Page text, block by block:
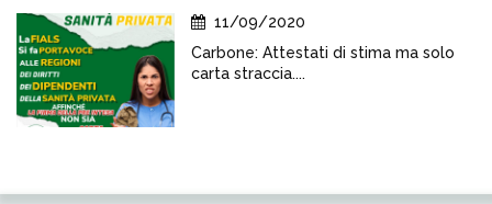
11/09/2020
Carbone: Attestati di stima ma solo
carta straccia....